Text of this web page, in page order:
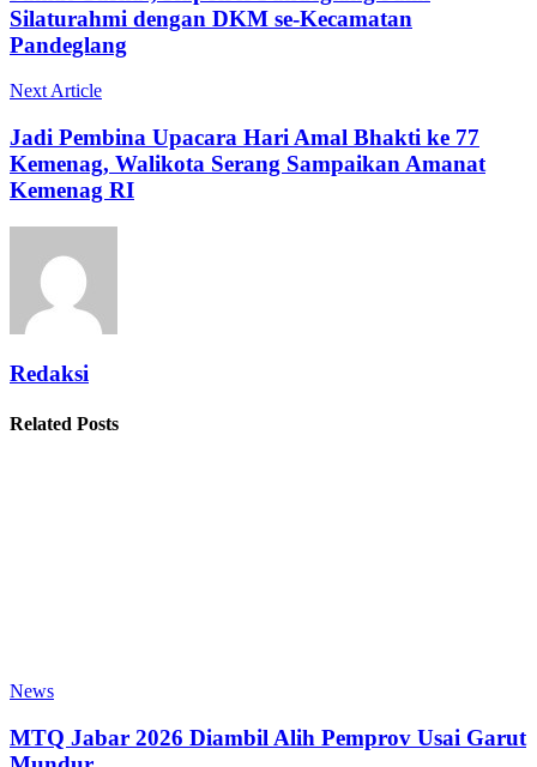
Silaturahmi dengan DKM se-Kecamatan
Pandeglang
Next Article
Jadi Pembina Upacara Hari Amal Bhakti ke 77
Kemenag, Walikota Serang Sampaikan Amanat
Kemenag RI
Redaksi
Related Posts
News
MTQ Jabar 2026 Diambil Alih Pemprov Usai Garut